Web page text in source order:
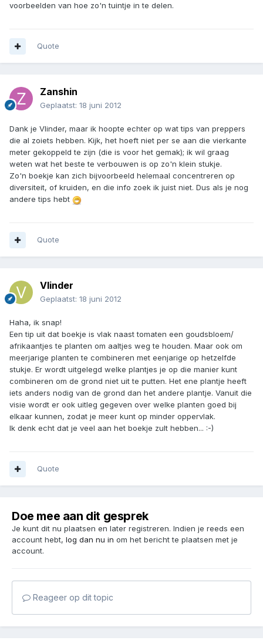
voorbeelden van hoe zo'n tuintje in te delen.
Quote
Zanshin
Geplaatst: 18 juni 2012
Dank je Vlinder, maar ik hoopte echter op wat tips van preppers
die al zoiets hebben. Kijk, het hoeft niet per se aan die vierkante
meter gekoppeld te zijn (die is voor het gemak); ik wil graag
weten wat het beste te verbouwen is op zo'n klein stukje.
Zo'n boekje kan zich bijvoorbeeld helemaal concentreren op
diversiteit, of kruiden, en die info zoek ik juist niet. Dus als je nog
andere tips hebt
Quote
Vlinder
Geplaatst: 18 juni 2012
Haha, ik snap!
Een tip uit dat boekje is vlak naast tomaten een goudsbloem/
afrikaantjes te planten om aaltjes weg te houden. Maar ook om
meerjarige planten te combineren met eenjarige op hetzelfde
stukje. Er wordt uitgelegd welke plantjes je op die manier kunt
combineren om de grond niet uit te putten. Het ene plantje heeft
iets anders nodig van de grond dan het andere plantje. Vanuit die
visie wordt er ook uitleg gegeven over welke planten goed bij
elkaar kunnen, zodat je meer kunt op minder oppervlak.
Ik denk echt dat je veel aan het boekje zult hebben... :-)
Quote
Doe mee aan dit gesprek
Je kunt dit nu plaatsen en later registreren. Indien je reeds een
account hebt, log dan nu in om het bericht te plaatsen met je
account.
Reageer op dit topic